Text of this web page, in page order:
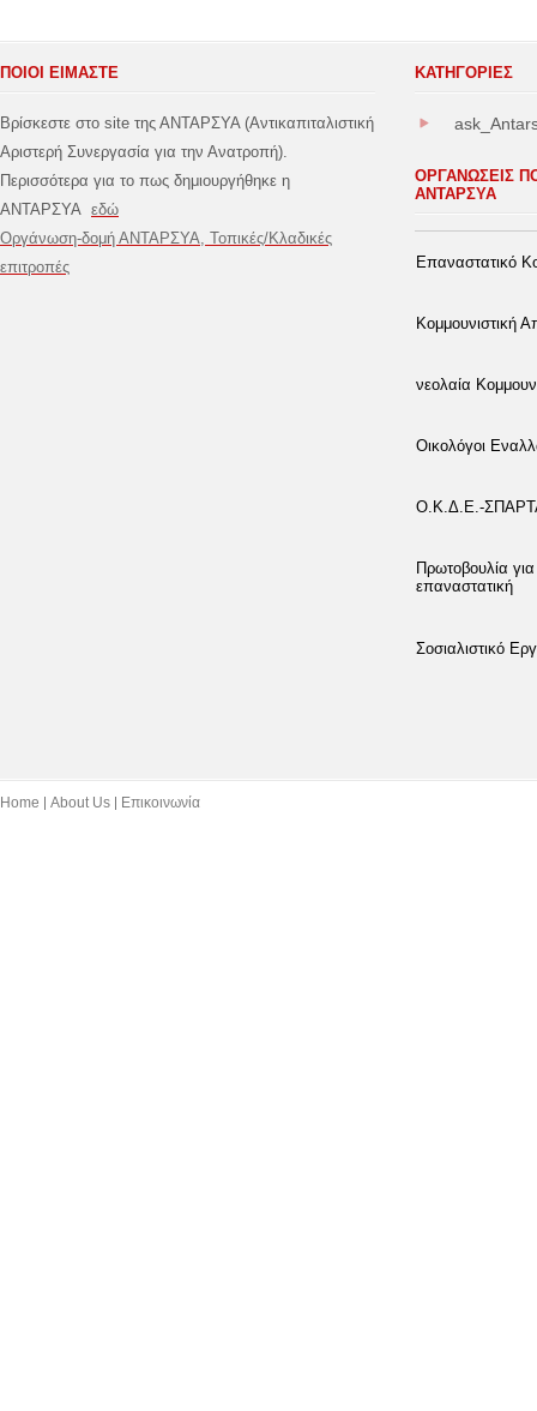
ΠΟΙΟΙ ΕΙΜΑΣΤΕ
Βρίσκεστε στο site της ΑΝΤΑΡΣΥΑ (Αντικαπιταλιστική
Αριστερή Συνεργασία για την Ανατροπή).
Περισσότερα για το πως δημιουργήθηκε η
ΑΝΤΑΡΣΥΑ εδώ
Οργάνωση-δομή ΑΝΤΑΡΣΥΑ, Τοπικές/Κλαδικές
επιτροπές
ΚΑΤΗΓΟΡΊΕΣ
ΟΡΓΑΝΩΣΕΙΣ
ΑΝΤΑΡΣΥΑ
Επαναστατικό
Κομμουνιστική
νεολαία
Οικολόγοι
Ο.Κ.Δ.Ε.-
Πρωτοβουλία
επαναστατική
Σοσιαλιστικό
Home About Us Επικοινωνία